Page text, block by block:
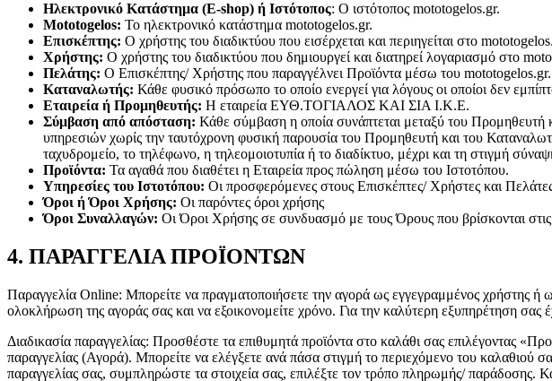
Ηλεκτρονικό Κατάστημα (E-shop) ή Ιστότοπος: Ο ιστότοπος mototogelos.gr.
Mototogelos: Το ηλεκτρονικό κατάστημα mototogelos.gr.
Επισκέπτης: Ο χρήστης του διαδικτύου που εισέρχεται και περιηγείται στο
Χρήστης: Ο χρήστης του διαδικτύου που δημιουργεί και διατηρεί λογαριασμό στο
Πελάτης: Ο Επισκέπτης/ Χρήστης που παραγγέλνει Προϊόντα μέσω του mototogelos.gr.
Καταναλωτής: Κάθε φυσικό πρόσωπο το οποίο ενεργεί για λόγους οι οποίοι δεν
Εταιρεία ή Προμηθευτής: Η εταιρεία ΕΥΘ.ΤΟΓΙΑΛΟΣ ΚΑΙ ΣΙΑ Ι.Κ.Ε.
Σύμβαση από απόσταση: Κάθε σύμβαση η οποία συνάπτεται μεταξύ του
υπηρεσιών χωρίς την ταυτόχρονη φυσική παρουσία του Προμηθευτή και του
ταχυδρομείο, το τηλέφωνο, η τηλεομοιοτυπία ή το διαδίκτυο, μέχρι και τη στιγμή
Προϊόντα: Τα αγαθά που διαθέτει η Εταιρεία προς πώληση μέσω του Ιστοτόπου.
Υπηρεσίες του Ιστοτόπου: Οι προσφερόμενες στους Επισκέπτες/ Χρήστες και
Όροι ή Όροι Χρήσης: Οι παρόντες όροι χρήσης
Όροι Συναλλαγών: Οι Όροι Χρήσης σε συνδυασμό με τους Όρους που βρίσκονται
4. ΠΑΡΑΓΓΕΛΙΑ ΠΡΟΪΟΝΤΩΝ
Παραγγελία Online: Μπορείτε να πραγματοποιήσετε την αγορά ως εγγεγραμμένος χρήστης ή
ολοκλήρωση της αγοράς σας και να εξοικονομείτε χρόνο. Για την καλύτερη εξυπηρέτηση σας
Διαδικασία παραγγελίας: Προσθέστε τα επιθυμητά προϊόντα στο καλάθι σας επιλέγοντας
παραγγελίας (Αγορά). Μπορείτε να ελέγξετε ανά πάσα στιγμή το περιεχόμενο του καλαθιού
παραγγελίας σας, συμπληρώστε τα στοιχεία σας, επιλέξτε τον τρόπο πληρωμής/ παράδοσης.